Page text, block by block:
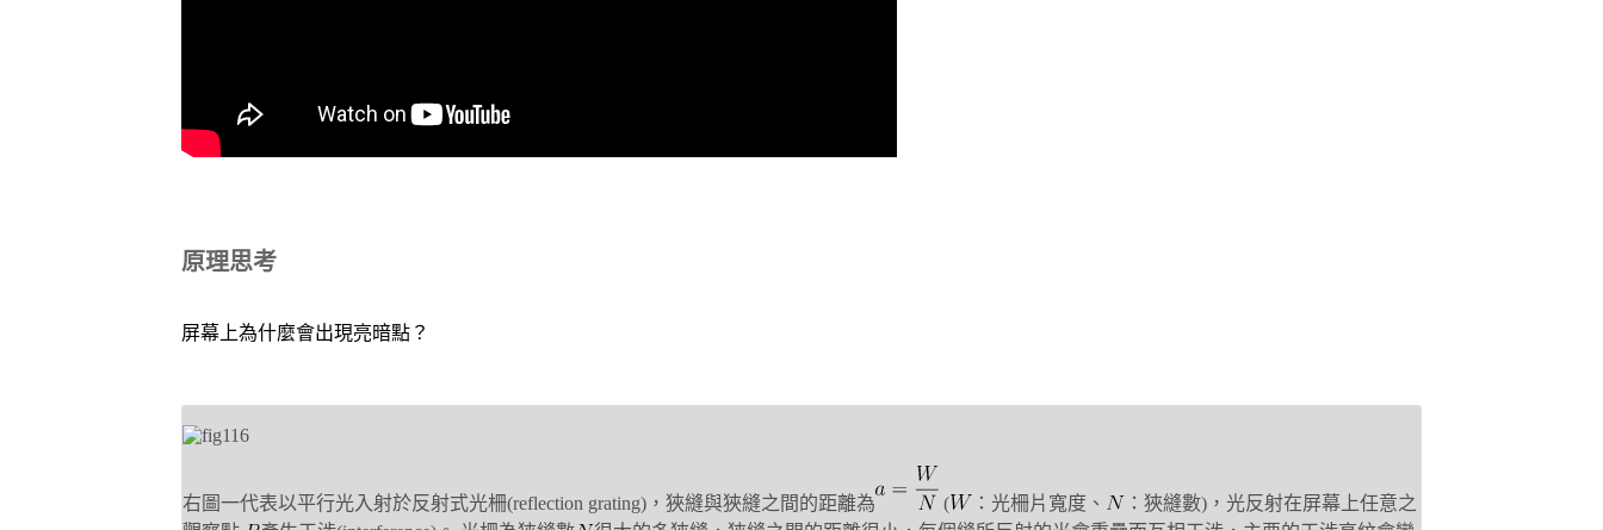
原理思考
屏幕上為什麼會出現亮暗點？
右圖一代表以平行光入射於反射式光柵(reflection grating)，狹縫與狹縫之間的距離為 ( ：光柵片寬度、
：狹縫數)，光反射在屏幕上任意之